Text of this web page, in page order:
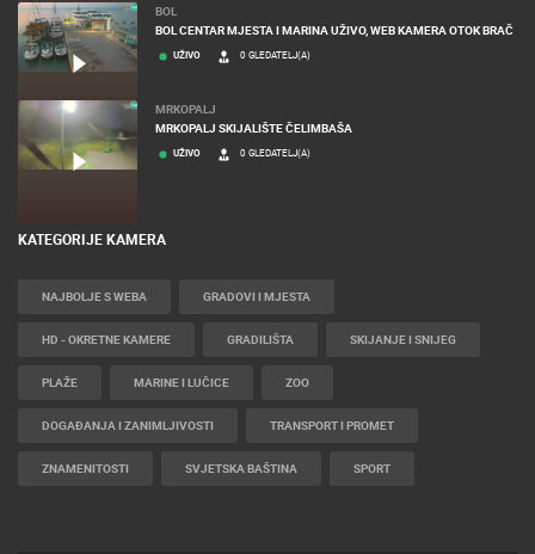
BOL
BOL CENTAR MJESTA I MARINA UŽIVO, WEB KAMERA OTOK BRAČ
UŽIVO 0 GLEDATELJ(A)
MRKOPALJ
MRKOPALJ SKIJALIŠTE ČELIMBAŠA
UŽIVO 0 GLEDATELJ(A)
KATEGORIJE KAMERA
NAJBOLJE S WEBA GRADOVI I MJESTA
HD - OKRETNE KAMERE GRADILIŠTA SKIJANJE I SNIJEG
PLAŽE MARINE I LUČICE ZOO
DOGAĐANJA I ZANIMLJIVOSTI TRANSPORT I PROMET
ZNAMENITOSTI SVJETSKA BAŠTINA SPORT